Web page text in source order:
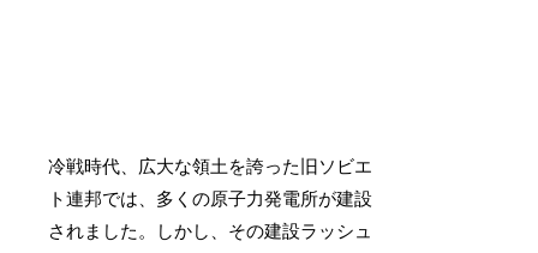
冷戦時代、広大な領土を誇った旧ソビエ
ト連邦では、多くの原子力発電所が建設
されました。しかし、その建設ラッシュ